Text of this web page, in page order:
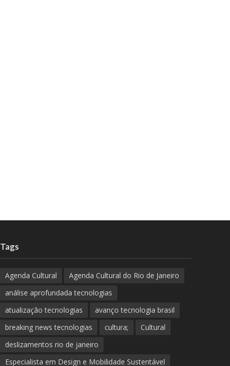
Tags
Agenda Cultural
Agenda Cultural do Rio de Janeiro
análise aprofundada tecnologias
atualização tecnologias
avanço tecnologia brasil
breaking news tecnologias
cultura;
Cultural
deslizamentos rio de janeiro
Especialista em Design e Mobilidade Sustentável